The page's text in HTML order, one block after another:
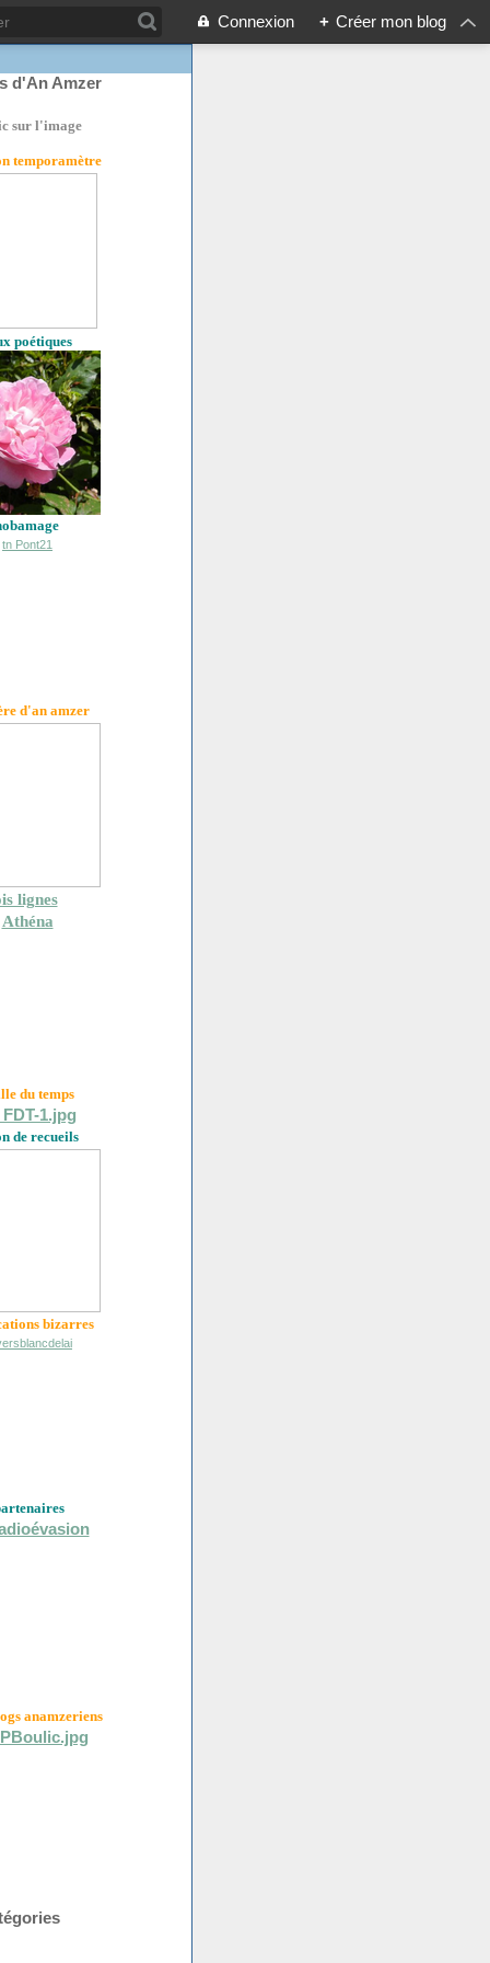
Connexion + Créer mon blog
d'An Amzer
sur l'image
temporamètre
poétiques
d'an amzer
lignes
dutemps
de recueils
bizarres
anamzeriens